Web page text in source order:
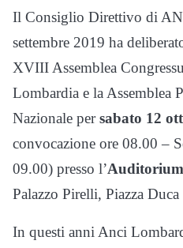
Il Consiglio Direttivo di
settembre 2019 ha
XVIII Assemblea
Lombardia e la Assemblea
Nazionale persabato 12
convocazione ore 08.00 –
09.00) presso l’
Palazzo Pirelli, Piazza
In questi anni Anci